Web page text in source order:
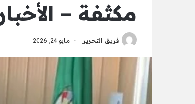
مكثفة – الأخبار
فريق التحرير مايو 24, 2026